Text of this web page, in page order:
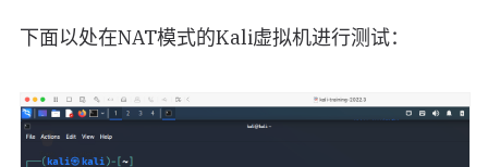
下面以处在NAT模式的Kali虚拟机进行测试：